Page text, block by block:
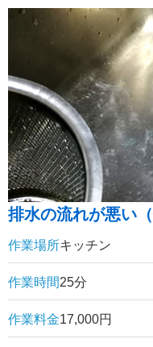
排水の流れが悪い
作業場所キッチン
作業時間25分
作業料金17,000円